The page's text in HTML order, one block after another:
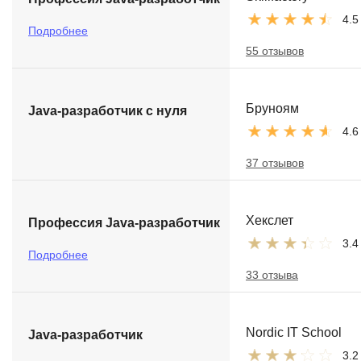
Подробнее
4.5
55 отзывов
Java-разработчик с нуля Бруноям
4.6
37 отзывов
Профессия Java-разработчик
Подробнее
Хекслет
3.4
33 отзыва
Java-разработчик Nordic IT School
3.2